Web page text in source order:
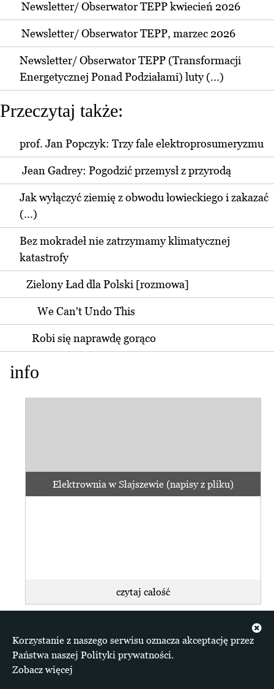
Newsletter/ Obserwator TEPP kwiecień 2026
Newsletter/ Obserwator TEPP, marzec 2026
Newsletter/ Obserwator TEPP (Transformacji
Energetycznej Ponad Podziałami) luty (...)
Przeczytaj także:
prof. Jan Popczyk: Trzy fale elektroprosumeryzmu
Jean Gadrey: Pogodzić przemysł z przyrodą
Jak wyłączyć ziemię z obwodu łowieckiego i zakazać
(...)
Bez mokradeł nie zatrzymamy klimatycznej
katastrofy
Zielony Ład dla Polski [rozmowa]
We Can't Undo This
Robi się naprawdę gorąco
info
Elektrownia w Słajszewie (napisy z pliku)
czytaj całość
Korzystanie z naszego serwisu oznacza akceptację przez
Państwa naszej Polityki prywatności.
Zobacz więcej